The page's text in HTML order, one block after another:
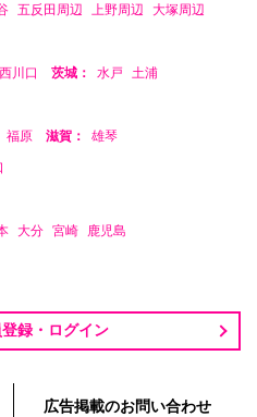
五反田周辺 上野周辺 大塚周辺
西川口 茨城： 水戸 土浦
福原 滋賀： 雄琴
大分 宮崎 鹿児島
録・ログイン
広告掲載のお問い合わせ